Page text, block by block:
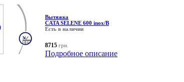
Вытяжка
CATA SELENE 600 inox/B
Есть в наличии
8715 грн.
Подробное описание